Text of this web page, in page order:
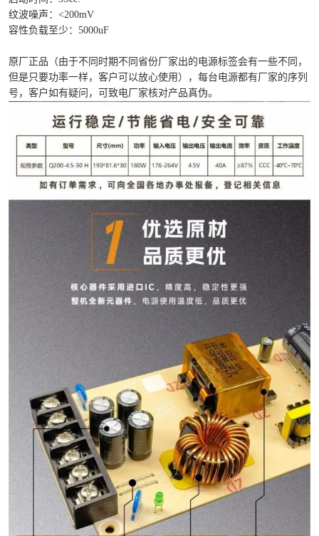
纹波噪声：<200mV
容性负载至少：5000uF
原厂正品（由于不同时期不同省份厂家出的电源标签会有一些不同，
但是只要功率一样，客户可以放心使用），每台电源都有厂家的序列
号，客户如有疑问，可致电厂家核对产品真伪。